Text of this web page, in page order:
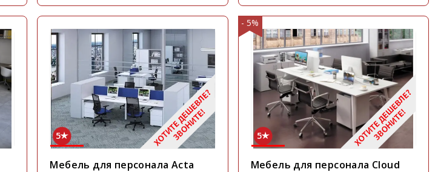
5
Мебель для персонала Acta
- 5%
5
Мебель для персонала Cloud